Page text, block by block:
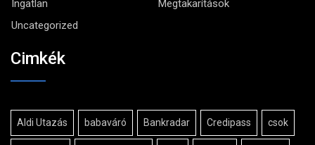
Ingatlan
Megtakarítások
Uncategorized
Cimkék
Aldi Utazás babaváró Bankradar Credipass csok